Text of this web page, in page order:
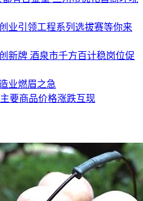
业引领工程系列选拔赛等你来
新牌 酒泉市千方百计稳岗位促
业燃眉之急
要商品价格涨跌互现